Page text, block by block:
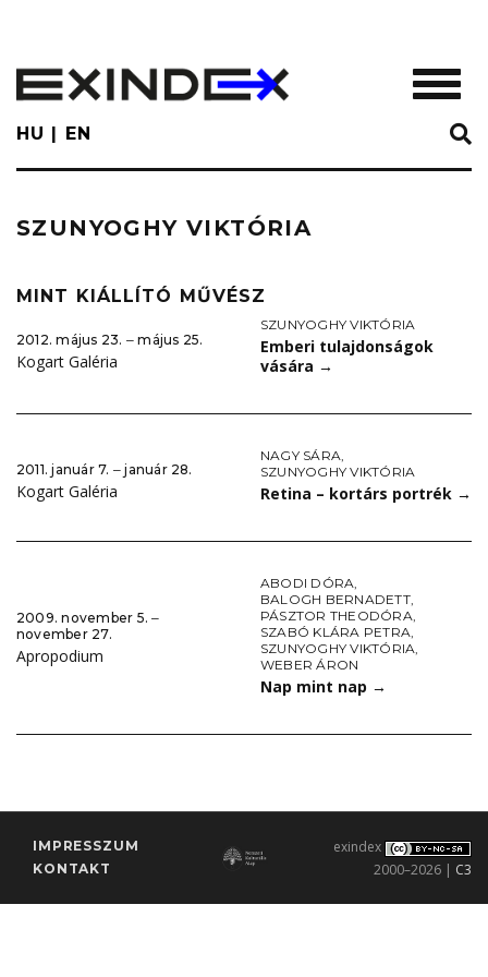
main
content
HU EN
SZUNYOGHY VIKTÓRIA
MINT KIÁLLÍTÓ MŰVÉSZ
2012. május 23. ‒ május 25.
Kogart Galéria
SZUNYOGHY VIKTÓRIA
Emberi tulajdonságok
vására →
2011. január 7. ‒ január 28.
Kogart Galéria
NAGY SÁRA,
SZUNYOGHY VIKTÓRIA
Retina – kortárs portrék →
2009. november 5. ‒
november 27.
Apropodium
ABODI DÓRA,
BALOGH BERNADETT,
PÁSZTOR THEODÓRA,
SZABÓ KLÁRA PETRA,
SZUNYOGHY VIKTÓRIA,
WEBER ÁRON
Nap mint nap →
IMPRESSZUM
KONTAKT
exindex
2000–2026 | C3